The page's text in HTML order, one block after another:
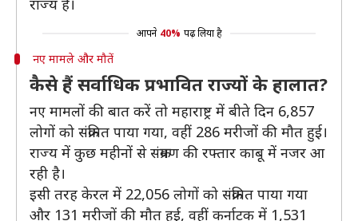
राज्य हैं।
आपने 40% पढ़ लिया है
नए मामले और मौतें
कैसे हैं सर्वाधिक प्रभावित राज्यों के हालात?
नए मामलों की बात करें तो महाराष्ट्र में बीते दिन 6,857
लोगों को संक्रमित पाया गया, वहीं 286 मरीजों की मौत हुई।
राज्य में कुछ महीनों से संक्रमण की रफ्तार काबू में नजर आ
रही है।
इसी तरह केरल में 22,056 लोगों को संक्रमित पाया गया
और 131 मरीजों की मौत हुई, वहीं कर्नाटक में 1,531